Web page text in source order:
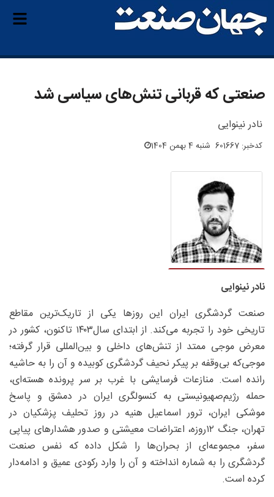
صنعتی که قربانی تنش‌های سیاسی شد
نادر نینوایی
کدخبر: 601667 شنبه 4 بهمن 1404
نادر نینوایی
صنعت گردشگری ایران این روزها یکی از تاریک‌ترین مقاطع
تاریخی خود را تجربه می‌کند. از ابتدای سال‌۱۴۰۳ تاکنون، کشور در
معرض موجی ممتد از تنش‌های داخلی و بین‌المللی قرار گرفته؛
موجی‌که بی‌وقفه بر پیکر نحیف گردشگری کوبیده و آن را به حاشیه
رانده است. منازعات فرسایشی با غرب بر سر پرونده هسته‌ای،
حمله رژیم‌صهیونیستی به کنسولگری ایران در دمشق و پاسخ
موشکی ایران، ترور اسماعیل هنیه در روز تحلیف پزشکیان در
تهران، جنگ ۱۲روزه، اعتراضات معیشتی و صدور هشدارهای پیاپی
سفر، مجموعه‌ای از بحران‌ها را شکل داده که نفس صنعت
گردشگری را به شماره انداخته و آن را وارد رکودی عمیق و ادامه‌دار
کرده است.